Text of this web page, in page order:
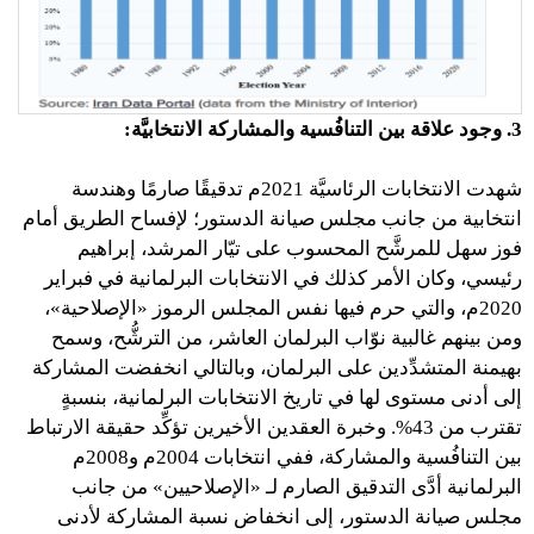
3. وجود علاقة بين التنافُسية والمشاركة الانتخابيَّة:
شهدت الانتخابات الرئاسيَّة 2021م تدقيقًا صارمًا وهندسة
انتخابية من جانب مجلس صيانة الدستور؛ لإفساح الطريق أمام
فوز سهل للمرشَّح المحسوب على تيّار المرشد، إبراهيم
رئيسي، وكان الأمر كذلك في الانتخابات البرلمانية في فبراير
2020م، والتي حرم فيها نفس المجلس الرموز «الإصلاحية»،
ومن بينهم غالبية نوّاب البرلمان العاشر، من الترشُّح، وسمح
بهيمنة المتشدِّدين على البرلمان، وبالتالي انخفضت المشاركة
إلى أدنى مستوى لها في تاريخ الانتخابات البرلمانية، بنسبةٍ
تقترب من 43%. وخبرة العقدين الأخيرين تؤكِّد حقيقة الارتباط
بين التنافُسية والمشاركة، ففي انتخابات 2004م و2008م
البرلمانية أدَّى التدقيق الصارم لـ «الإصلاحيين» من جانب
مجلس صيانة الدستور، إلى انخفاض نسبة المشاركة لأدنى